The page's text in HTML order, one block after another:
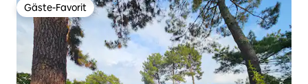
Gäste-Favorit
Gäste-Favorit